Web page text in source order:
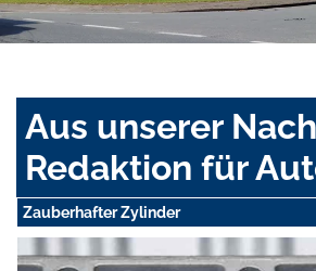
Aus unserer
Redaktion für
Zauberhafter Zylinder